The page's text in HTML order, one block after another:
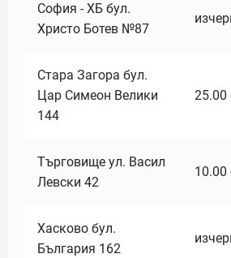
София - ХБ бул.
Христо Ботев №87
Стара Загора бул.
Цар Симеон Велики
144
25.00
Търговище ул. Васил
Левски 42
10.00
Хасково бул.
България 162